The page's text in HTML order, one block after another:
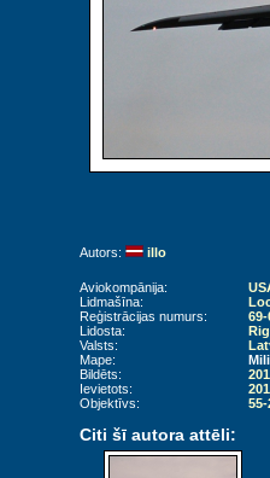
Autors: illo
Aviokompānija:
Lidmašīna:
Reģistrācijas numurs:
69-
Lidosta:
Valsts:
Mape:
Bildēts:
Ievietots:
Objektīvs:
55-
Citi šī autora attēli: